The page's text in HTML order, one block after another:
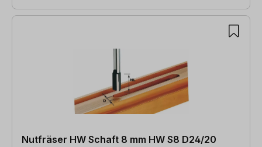
Nutfräser HW Schaft 8 mm HW S8 D24/20